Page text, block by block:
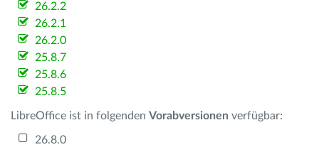
26.2.2
26.2.1
26.2.0
25.8.7
25.8.6
25.8.5
LibreOffice ist in folgenden Vorabversionen verfügbar:
26.8.0